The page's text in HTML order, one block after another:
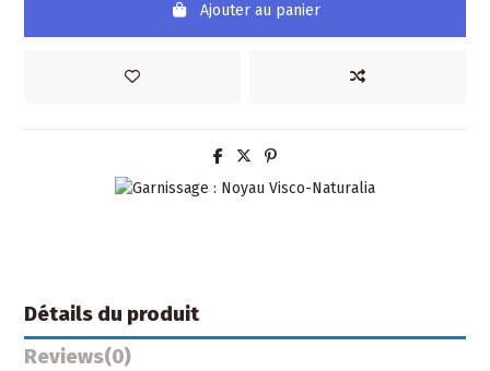
Ajouter au panier
Détails du produit
Reviews(0)